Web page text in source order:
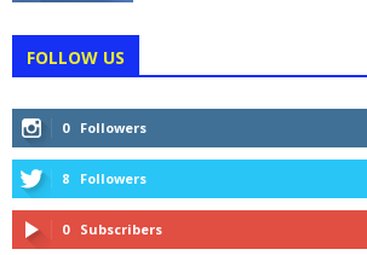
FOLLOW US
0 Followers
8 Followers
0 Subscribers